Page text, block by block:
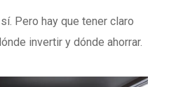
Pero hay que tener claro
invertir y dónde ahorrar.